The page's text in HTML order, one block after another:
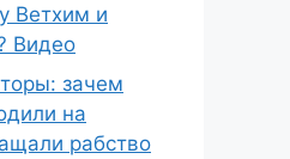
Ветхим и
Видео
зачем
на
рабство